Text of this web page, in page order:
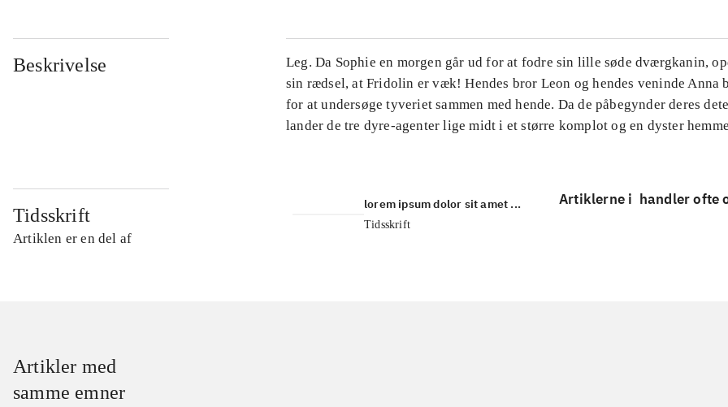
Beskrivelse
Leg. Da Sophie en morgen går ud for at fodre sin lille søde dværgkanin,
sin rædsel, at Fridolin er væk! Hendes bror Leon og hendes veninde Anna
for at undersøge tyveriet sammen med hende. Da de påbegynder deres
lander de tre dyre-agenter lige midt i et større komplot og en dyster
Tidsskrift
Artiklen er en del af
lorem ipsum dolor sit amet ...
Tidsskrift
Artiklerne i handler ofte
Artikler med
samme emner